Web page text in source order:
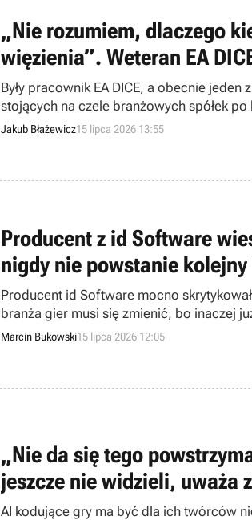
„Nie rozumiem, dlaczego
więzienia”. Weteran EA
Były pracownik EA DICE, a obecnie
stojących na czele branżowych spółek
Jakub Błażewicz15 lipca 2026 13:55
Producent z id Software
nigdy nie powstanie
Producent id Software mocno
branża gier musi się zmienić, bo inaczej
Marcin Bukowski15 lipca 2026 12:05
„Nie da się tego
jeszcze nie widzieli, uważa
AI kodujące gry ma być dla ich twórców